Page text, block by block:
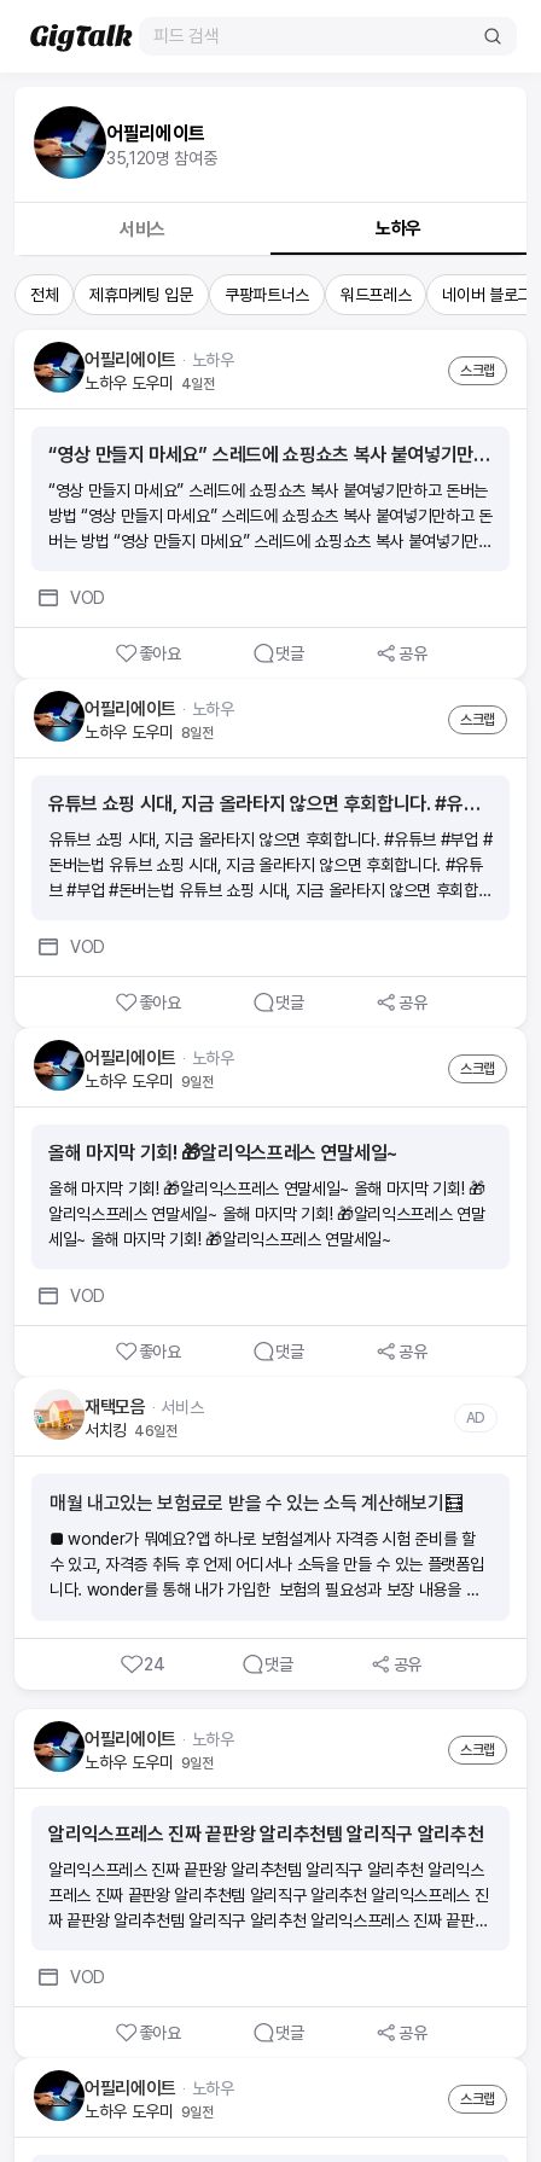
어필리에이트
35,120명 참여중
서비스 노하우
전체 제휴마케팅 입문 쿠팡파트너스 워드프레스 네이버 블로그
어필리에이트 ᆞ 노하우
노하우 도우미
4일전
스크랩
“영상 만들지 마세요” 스레드에 쇼핑쇼츠 복사 붙여넣기만하고 돈버는 방법
“영상 만들지 마세요” 스레드에 쇼핑쇼츠 복사 붙여넣기만하고 돈버는
방법 “영상 만들지 마세요” 스레드에 쇼핑쇼츠 복사 붙여넣기만하고 돈
버는 방법 “영상 만들지 마세요” 스레드에 쇼핑쇼츠 복사 붙여넣기만하
기만하고 돈버는 방법
VOD
좋아요 댓글 공유
어필리에이트 ᆞ 노하우
노하우 도우미 8일전
스크랩
유튜브 쇼핑 시대, 지금 올라타지 않으면 후회합니다. #유튜브 #부업 #돈버는법
유튜브 쇼핑 시대, 지금 올라타지 않으면 후회합니다. #유튜브 #부업 #
돈버는법 유튜브 쇼핑 시대, 지금 올라타지 않으면 후회합니다. #유튜
브 #부업 #돈버는법 유튜브 쇼핑 시대, 지금 올라타지 않으면 후회합니
후회합니다. #유튜브 #부업 #돈버는법
VOD
좋아요 댓글 공유
어필리에이트 ᆞ 노하우
노하우 도우미 9일전
스크랩
올해 마지막 기회! 🎁알리익스프레스 연말세일~
올해 마지막 기회! 🎁알리익스프레스 연말세일~ 올해 마지막 기회! 🎁
알리익스프레스 연말세일~ 올해 마지막 기회! 🎁알리익스프레스 연말
세일~ 올해 마지막 기회! 🎁알리익스프레스 연말세일~
VOD
좋아요 댓글 공유
재택모음 ᆞ 서비스
서치킹 46일전
AD
매월 내고있는 보험료로 받을 수 있는 소득 계산해보기🧮
■ wonder가 뭐예요?앱 하나로 보험설계사 자격증 시험 준비를 할
수 있고, 자격증 취득 후 언제 어디서나 소득을 만들 수 있는 플랫폼입
니다. wonder를 통해 내가 가입한 보험의 필요성과 보장 내용을 이
더 편리하게! ‘ wonder앱으로 하면 지출이었던 보험료가 소득이 돼요.
■ 요즘 보험 부업이 많던데요 wonder의 장점은 뭔가요?(1)내 라
이프스타일에 방해되지 않게 스스로 자격증 준비가 가능해요. 휴먼압
는 회사가 부담해요.(3)자격증을 취득하면 출근 없이 앱 하나로 소득을
만들 수 있어요.(4)시작부터 함께하는 전문 매니저가 전 과정을 도와드
려요.(5)나도 모르게 보험전문지식이 향상되어 있어요. ■ 절차가 궁
3배의 수수료와 축하금 최대 60만원을 받을 수 있어요 [예시] 보험료
10만원 ■ 시험이 많이 어렵나요? 아니요! 하지만, 모의고사 문제와
답만 외우면 헷갈릴 수 있으니 보기 내용의 이해가 필요해요. (예) 모의
고사에서 ‘틀린 것’은? 으로 외웠는데, 실제 시험에서는 ‘맞는 것을 고
점수를 70점 이상 목표로 반복적으로 풀면서 점차 점수를 높여보세
전’탭에서 원하는 시험 일정에 맞춰 시험신청을 해보세요. 2. 시험일 2
~3주 전부터 동영상강의,모의고사, 요약정리를 반복해서 하루에 일정
시간을 정해두고 벼락치기로 집중도를 높여보세요. 모의고사는 최소 4
~5번 풀어 보시는 게 좋아요. 3. 시험 직전에는 실제 시험처럼 PDF파
일을 출력하여 모의고사를 풀어보는 것도 좋아요! 시험안내 문자도 꼼
24 댓글 공유
어필리에이트 ᆞ 노하우
노하우 도우미 9일전
스크랩
알리익스프레스 진짜 끝판왕 알리추천템 알리직구 알리추천
알리익스프레스 진짜 끝판왕 알리추천템 알리직구 알리추천 알리익스
프레스 진짜 끝판왕 알리추천템 알리직구 알리추천 알리익스프레스 진
짜 끝판왕 알리추천템 알리직구 알리추천 알리익스프레스 진짜 끝판왕
VOD
좋아요 댓글 공유
어필리에이트 ᆞ 노하우
노하우 도우미 9일전
스크랩